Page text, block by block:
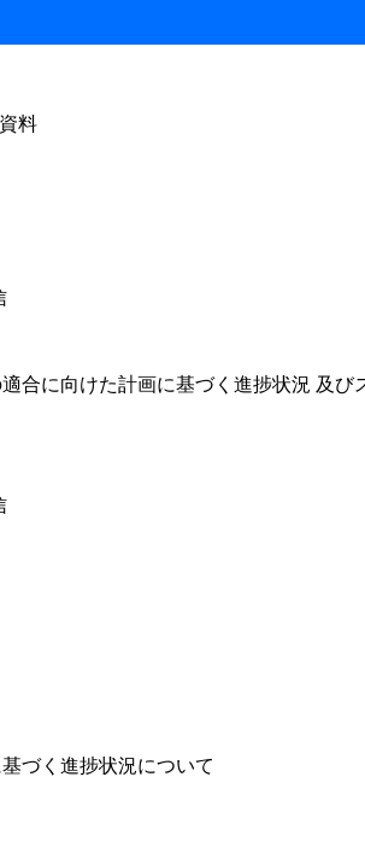
料
合に向けた計画に基づく進捗状況 及
づく進捗状況について